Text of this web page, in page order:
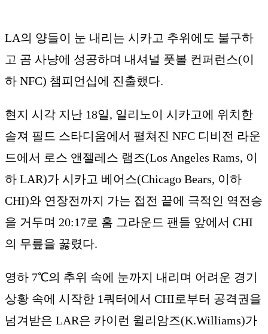
LA의 양들이 눈 내리는 시카고 추위에도 불구하
고 곰 사냥에 성공하며 내셔널 풋볼 컨퍼런스(이
하 NFC) 챔피언십에 진출했다.
현지 시각 지난 18일, 일리노이 시카고에 위치한
솔져 필드 스타디움에서 펼쳐진 NFC 디비전 라운
드에서 로스 앤젤레스 램즈(Los Angeles Rams, 이
하 LAR)가 시카고 베어스(Chicago Bears, 이하
CHI)와 연장전까지 가는 접전 끝에 극적인 역전승
을 거두며 20:17로 홈 그라운드 팬들 앞에서 CHI
의 무릎을 꿇렸다.
영하 7℃의 추위 속에 눈까지 내리며 어려운 경기
상황 속에 시작한 1쿼터에서 CHI로부터 공격권을
넘겨받은 LAR은 카이런 윌리암즈(K.Williams)가